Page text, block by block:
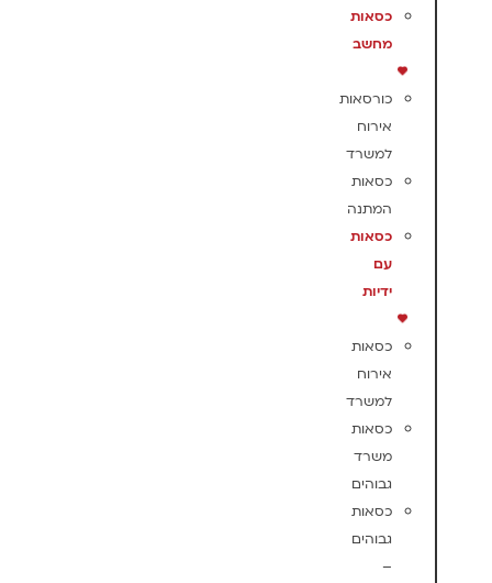
כסאות
מחשב
כורסאות
אירוח
למשרד
כסאות
המתנה
כסאות
עם
ידיות
כסאות
אירוח
למשרד
כסאות
משרד
גבוהים
כסאות
גבוהים
–